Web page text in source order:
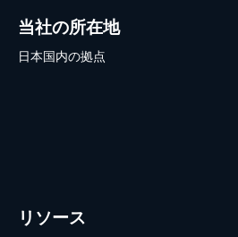
当社の所在地
日本国内の拠点
リソース